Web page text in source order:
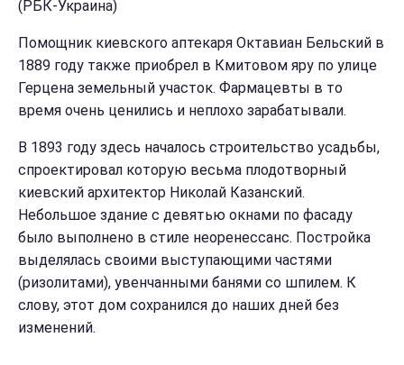
(РБК-Украина)
Помощник киевского аптекаря Октавиан Бельский в
1889 году также приобрел в Кмитовом яру по улице
Герцена земельный участок. Фармацевты в то
время очень ценились и неплохо зарабатывали.
В 1893 году здесь началось строительство усадьбы,
спроектировал которую весьма плодотворный
киевский архитектор Николай Казанский.
Небольшое здание с девятью окнами по фасаду
было выполнено в стиле неоренессанс. Постройка
выделялась своими выступающими частями
(ризолитами), увенчанными банями со шпилем. К
слову, этот дом сохранился до наших дней без
изменений.